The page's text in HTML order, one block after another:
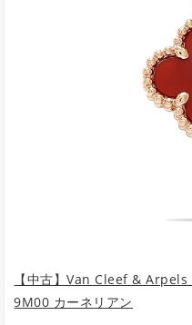
【中古】Van Cleef &
9M00 カーネリアン